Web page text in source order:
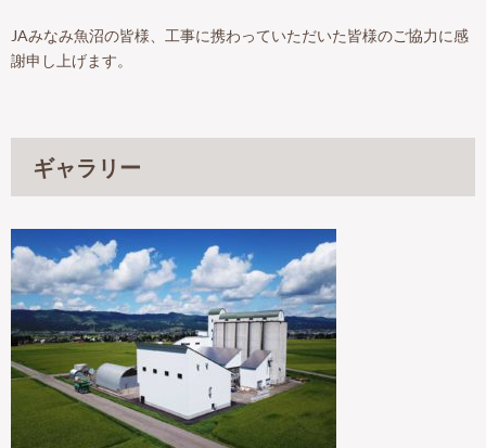
JAみなみ魚沼の皆様、工事に携わっていただいた皆様のご協力に感
謝申し上げます。
ギャラリー